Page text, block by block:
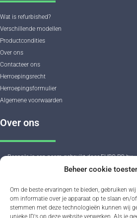
Beheer cookie
Om de beste ervaringen te bieden, gebruiken
om informatie over je apparaat op te slaan en/
stemmen met deze technologieën kunnen wij
unieke ID's op deze website verwerken. Als je
Wat is refurbished?
Verschillende modellen
Productcondities
Over ons
Contacteer ons
Herroepingsrecht
Herroepingsformulier
Algemene voorwaarden
Over ons
Reapple is een naam gebruikt door EHBO-PC bv.
Reapple staat voor refurbished smartphones en
Openingsuren